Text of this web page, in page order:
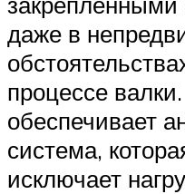
даже в
процессе
обеспечивает
система,
исключает